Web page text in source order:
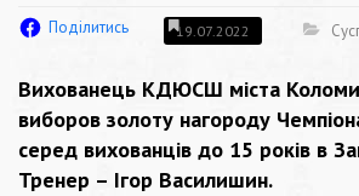
Поділитись 19.07.2022
Вихованець КДЮСШ міста
виборов золоту нагороду
серед вихованців до 15 років в
Тренер – Ігор Василишин.